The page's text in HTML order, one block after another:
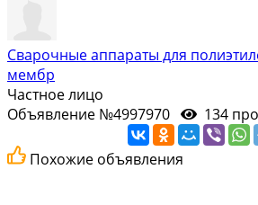
Сварочные аппараты для
мембр
Частное лицо
Объявление №4997970
134
Похожие объявления